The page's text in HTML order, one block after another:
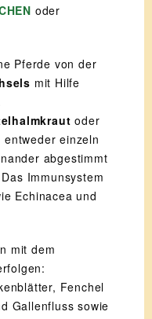
oder
Pferde von der
mit Hilfe
oder
einzeln
abgestimmt
Immunsystem
Echinacea und
mit dem
Fenchel
Gallenfluss sowie